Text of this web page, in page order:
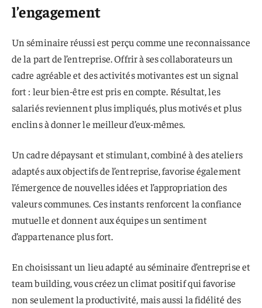
l’engagement
Un séminaire réussi est perçu comme une reconnaissance
de la part de l’entreprise. Offrir à ses collaborateurs un
cadre agréable et des activités motivantes est un signal
fort : leur bien-être est pris en compte. Résultat, les
salariés reviennent plus impliqués, plus motivés et plus
enclins à donner le meilleur d’eux-mêmes.
Un cadre dépaysant et stimulant, combiné à des ateliers
adaptés aux objectifs de l’entreprise, favorise également
l’émergence de nouvelles idées et l’appropriation des
valeurs communes. Ces instants renforcent la confiance
mutuelle et donnent aux équipes un sentiment
d’appartenance plus fort.
En choisissant un lieu adapté au séminaire d’entreprise et
team building, vous créez un climat positif qui favorise
non seulement la productivité, mais aussi la fidélité des